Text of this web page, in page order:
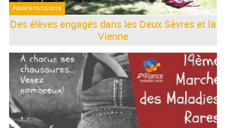
Publié le03/12/2018
Des élèves engagés dans les Deux Sèvres et la
Vienne